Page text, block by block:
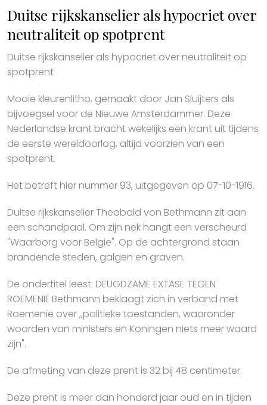
Duitse rijkskanselier als hypocriet over
neutraliteit op spotprent
Duitse rijkskanselier als hypocriet over neutraliteit op
spotprent
Mooie kleurenlitho, gemaakt door Jan Sluijters als
bijvoegsel voor de Nieuwe Amsterdammer. Deze
Nederlandse krant bracht wekelijks een krant uit tijdens
de eerste wereldoorlog, altijd voorzien van een
spotprent.
Het betreft hier nummer 93, uitgegeven op 07-10-1916.
Duitse rijkskanselier Theobald von Bethmann zit aan
een schandpaal. Om zijn nek hangt een verscheurd
"Waarborg voor Belgie". Op de achtergrond staan
brandende steden, galgen en graven.
De ondertitel leest: DEUGDZAME EXTASE TEGEN
ROEMENIË Bethmann beklaagt zich in verband met
Roemenië over ,,politieke toestanden, waaronder
woorden van ministers en Koningen niets meer waard
zijn".
De afmeting van deze prent is 32 bij 48 centimeter.
Deze prent is meer dan honderd jaar oud en in tijden